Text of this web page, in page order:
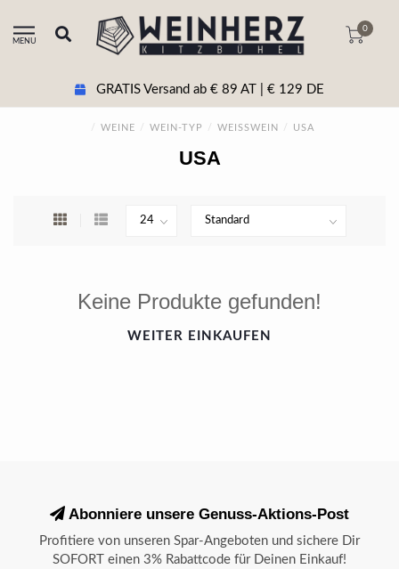
MENU
0
GRATIS Versand ab € 89 AT | € 129 DE
/ WEINE / WEIN-TYP / WEISSWEIN / USA
USA
Keine Produkte gefunden!
WEITER EINKAUFEN
Abonniere unsere Genuss-Aktions-Post
Profitiere von unseren Spar-Angeboten und sichere Dir
SOFORT einen 3% Rabattcode für Deinen Einkauf!